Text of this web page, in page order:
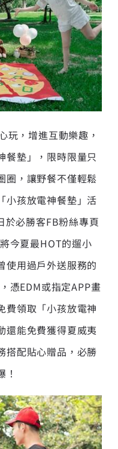
，增進互動樂趣，
餐墊」，限時限量只
圈，讓野餐不僅輕鬆
小孩放電神餐墊」活
於必勝客FB粉絲專頁
今夏最HOT的遛小
使用過戶外送服務的
憑EDM或指定APP畫
費領取「小孩放電神
還能免費獲得夏威夷
搭配貼心贈品，必勝